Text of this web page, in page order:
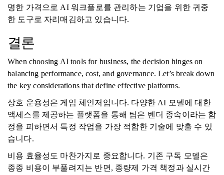
명한 가격으로 AI 워크플로를 관리하는 기업을 위한 귀중
한 도구로 자리매김하고 있습니다.
결론
When choosing AI tools for business, the decision hinges on
balancing performance, cost, and governance. Let’s break down
the key considerations that define effective platforms.
상호 운용성은 게임 체인저입니다. 다양한 AI 모델에 대한
액세스를 제공하는 플랫폼을 통해 팀은 벤더 종속이라는 함
정을 피하면서 특정 작업을 가장 적합한 기술에 맞출 수 있
습니다.
비용 효율성도 마찬가지로 중요합니다. 기존 구독 모델은
종종 비용이 부풀려지는 반면, 종량제 가격 책정과 실시간